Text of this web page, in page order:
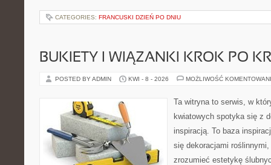
CATEGORIES: FRANCUSKI DZIEŃ PO DNIU
BUKIETY I WIĄZANKI KROK PO
POSTED BY ADMIN KWI - 8 - 2026 MOŻLIWOŚĆ
Ta witryna to serwis, w
kwiatowych spotyka się z
inspiracją. To baza
się dekoracjami
zrozumieć estetykę